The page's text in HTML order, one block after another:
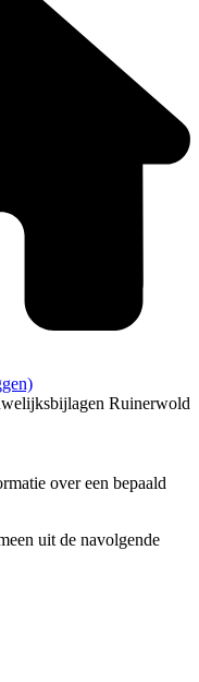
Ruinerwold
over een bepaald
uit de navolgende